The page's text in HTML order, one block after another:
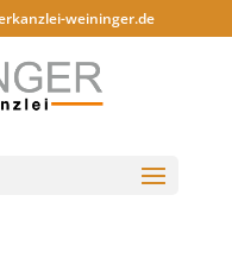
weininger.de